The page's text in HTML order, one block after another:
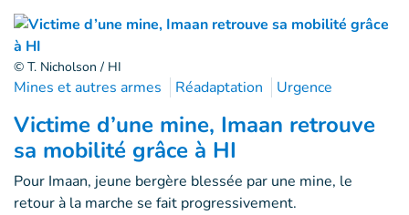
© T. Nicholson / HI
Mines et autres armes Réadaptation Urgence
Victime d’une mine, Imaan retrouve
sa mobilité grâce à HI
Pour Imaan, jeune bergère blessée par une mine, le
retour à la marche se fait progressivement.